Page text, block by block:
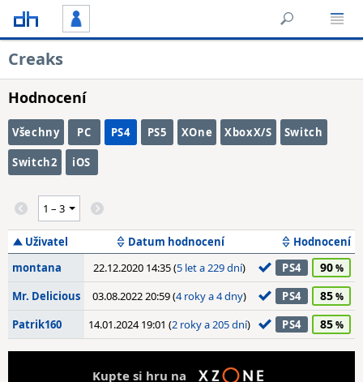
Creaks
Hodnocení
Všechny PC PS4 PS5 XOne XboxX/S Switch
Switch2 iOS
Uživatel Datum hodnocení
Hodnocení
montana
22.12.2020 14:35 (5 let a 229 dní) PS4 90
Mr. Delicious 03.08.2022 20:59 (4 roky a 4 dny) PS4 85
Patrik160 14.01.2024 19:01 (2 roky a 205 dní) PS4 85
Kupte si hru na